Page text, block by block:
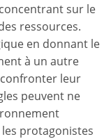
sur le
ressources.
en donnant le
à un autre
leur
peuvent ne
protagonistes